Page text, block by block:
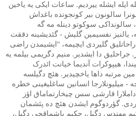
ایشله ییردیم. ساعات ایکی یه یاخین
سالونون بیر کونجونده باغداش
سالونداکی سوکوتو دینله مه گه
یالنیز نفسیمین گلیش - گئدیشینه دققت
راحاتلیق گلیردی ایچیمه، "ایشیمدن راضی
جراحلیق دا ایشدیر. منیم دگریمی بیلمه یه
هیپوکرات آندیما خیانت ائدرک
مرتبه داها یاخچیدیر. هئچ دگیلسه
- میلیونلارجا انسانین ساغلیغینی خطره
قارشی سس چیخارتماماق اؤز
گؤردوگوم ایشدن هئچ ده پئشمان
مهندس دگیل، حکیم باشماقچی دگیل،